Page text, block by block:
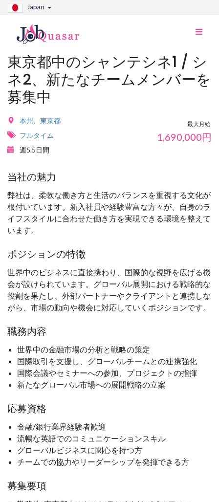
Japan
ナ
り
替
え
東京都中のシャンテシネ1 / シ
ネ2、新たなチームメンバーを
募集中
本州
東京都
フルタイム
週5.5日間
最大月給
1,690,000円
当社の魅力
弊社は、柔軟な働き方と生活のバランスを重視する文化が
根付いています。新入社員や経験豊富な方々が、自身のラ
イフスタイルに合わせた働き方を実現できる環境を整えて
います。
ポジションの特徴
世界中のビジネスに直接携わり、国際的な視野を広げる機
会が設けられています。グローバル展開における戦略的な
役割を果たし、外部パートナーやクライアントと連携しな
がら、市場の動向や機会に対応していくポジションです。
職務内容
世界中の金融市場の分析と戦略の策定
国際取引を支援し、グローバルチームとの連携強化
国際会議やセミナーへの参加、プロジェクトの指揮
新たなグローバル市場への展開戦略の立案
応募資格
金融/銀行業界経験者歓迎
流暢な英語でのコミュニケーションスキル
グローバルビジネスに関心を持つ方
チームでの協力やリーダーシップを発揮できる方
募集要項